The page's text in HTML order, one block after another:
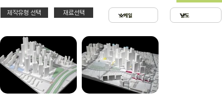
제작유형 선택 재료선택
스치로폴 & 우드락
아크릴 & 3D 프린팅
확대모형
제작유형선택
PT
제출
현상